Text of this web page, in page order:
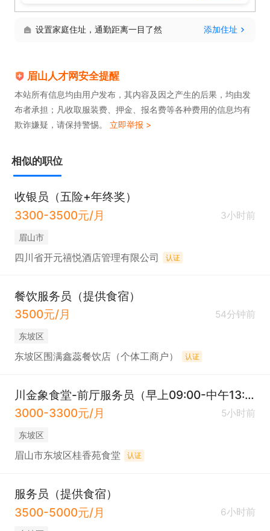
5. 享有高颜值工作环境，免费提供时尚制服，店内设
施齐全。薪资 3k-4k 。
设置家庭住址，通勤距离一目了然 添加住址
眉山人才网安全提醒
本站所有信息均由用户发布，其内容及因之产生的后果，均由发
布者承担；凡收取服装费、押金、报名费等各种费用的信息均有
欺诈嫌疑，请保持警惕。 立即举报 >
相似的职位
收银员（五险+年终奖）
3300-3500元/月
3小时前
眉山市
四川省开元禧悦酒店管理有限公司 认证
餐饮服务员（提供食宿）
3500元/月
54分钟前
东坡区
东坡区围满鑫蕊餐饮店（个体工商户） 认证
川金象食堂-前厅服务员（早上09:00-中午13:00，下午16:00-18:45）川金象食堂
3000-3300元/月
5小时前
东坡区
眉山市东坡区桂香苑食堂 认证
服务员（提供食宿）
3500-5000元/月
6小时前